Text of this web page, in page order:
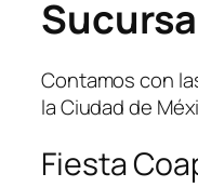
Contamos con
la Ciudad de
Fiesta